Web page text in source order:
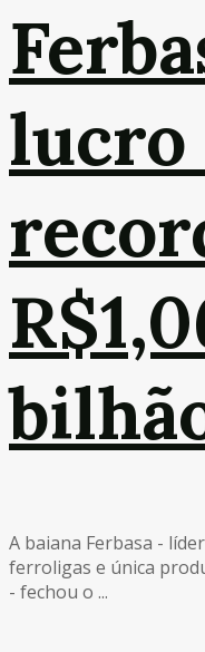
A baiana Ferbasa -
ferroligas e única
- fechou o ...